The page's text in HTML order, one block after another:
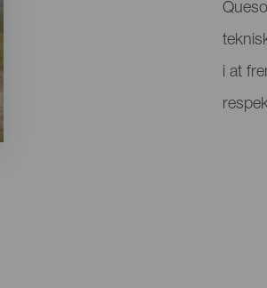
i at